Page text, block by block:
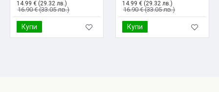
14.99 € (29.32 лв.)
16.90 € (33.05 лв.)
Купи
14.99 € (29.32 лв.)
16.90 € (33.05 лв.)
Купи